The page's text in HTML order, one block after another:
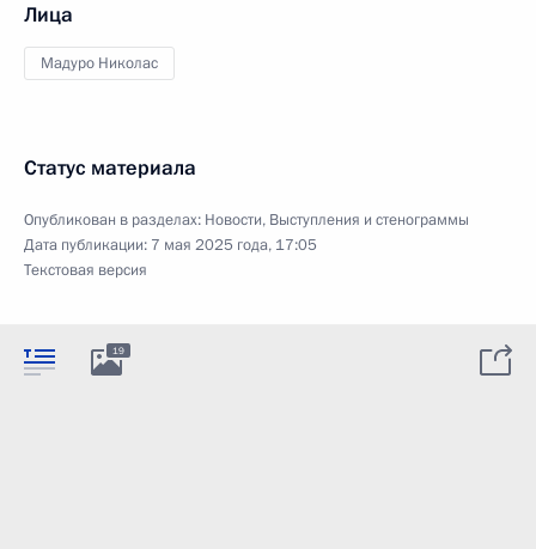
Лица
Мадуро Николас
Статус материала
Опубликован в разделах: Новости, Выступления и стенограммы
Дата публикации: 7 мая 2025 года, 17:05
Текстовая версия
19